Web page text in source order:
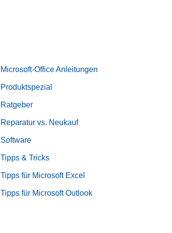
Microsoft-Office Anleitungen
Produktspezial
Ratgeber
Reparatur vs. Neukauf
Software
Tipps & Tricks
Tipps für Microsoft Excel
Tipps für Microsoft Outlook